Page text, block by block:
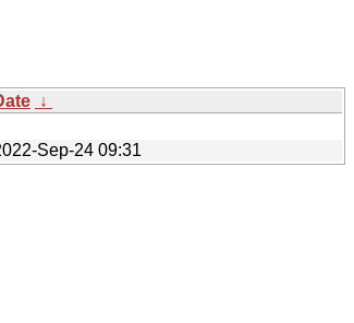
↓
Sep-24 09:31